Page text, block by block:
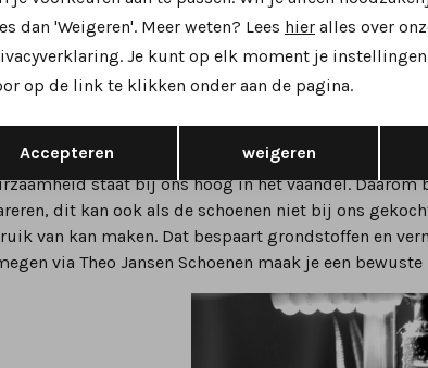
juiste moment om schoenen te laten repareren is
zool glad wordt of het loopcomfort afneemt, is
dat reparatie verstandig is. Tijdige reparatie
laten repareren is
staat bij ons hoog in het vaandel.
dit kan ook als de schoenen niet bij ons
van kan maken. Dat bespaart grondstoffen en
via Theo Jansen Schoenen maak je een
Terug
dan 'Weigeren'. Meer weten? Lees hier alles over
Je kunt op elk moment je
op de link te klikken onder aan de pagina.
Accepteren weigeren